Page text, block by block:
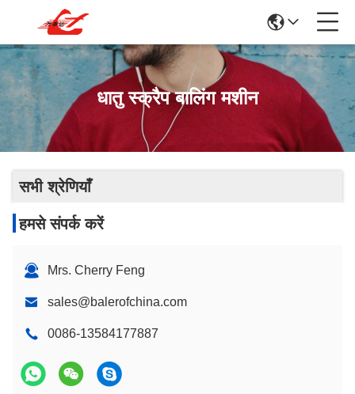
धातु स्क्रैप बालिंग मशीन
सभी श्रेणियाँ
हमसे संपर्क करें
Mrs. Cherry Feng
sales@balerofchina.com
0086-13584177887